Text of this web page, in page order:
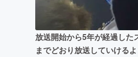
放送開始から5年が経過し
までどおり放送していける